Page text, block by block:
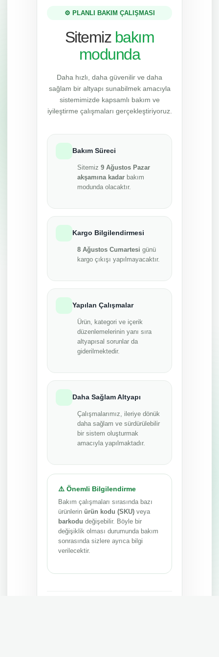
⚙️ PLANLI BAKIM ÇALIŞMASI
Sitemiz bakım
modunda
Daha hızlı, daha güvenilir ve daha
sağlam bir altyapı sunabilmek amacıyla
sistemimizde kapsamlı bakım ve
iyileştirme çalışmaları gerçekleştiriyoruz.
Bakım Süreci
Sitemiz 9 Ağustos Pazar
akşamına kadar bakım
modunda olacaktır.
Kargo Bilgilendirmesi
8 Ağustos Cumartesi günü
kargo çıkışı yapılmayacaktır.
Yapılan Çalışmalar
Ürün, kategori ve içerik
düzenlemelerinin yanı sıra
altyapısal sorunlar da
giderilmektedir.
Daha Sağlam Altyapı
Çalışmalarımız, ileriye dönük
daha sağlam ve sürdürülebilir
bir sistem oluşturmak
amacıyla yapılmaktadır.
⚠️ Önemli Bilgilendirme
Bakım çalışmaları sırasında bazı
ürünlerin ürün kodu (SKU) veya
barkodu değişebilir. Böyle bir
değişiklik olması durumunda bakım
sonrasında sizlere ayrıca bilgi
verilecektir.